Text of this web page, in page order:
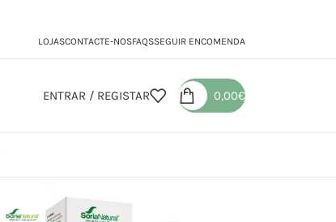
LOJASCONTACTE-NOSFAQSSEGUIR ENCOMENDA
ENTRAR / REGISTAR 0,00€